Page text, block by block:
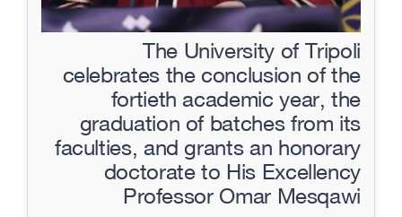
The University of Tripoli
celebrates the conclusion of the
fortieth academic year, the
graduation of batches from its
faculties, and grants an honorary
doctorate to His Excellency
Professor Omar Mesqawi